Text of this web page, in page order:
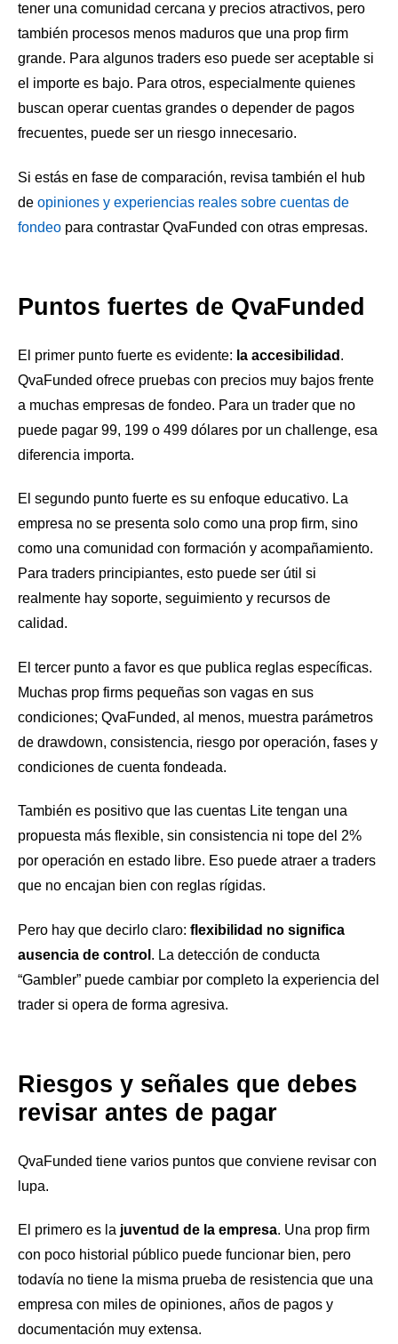
tener una comunidad cercana y precios atractivos, pero
también procesos menos maduros que una prop firm
grande. Para algunos traders eso puede ser aceptable si
el importe es bajo. Para otros, especialmente quienes
buscan operar cuentas grandes o depender de pagos
frecuentes, puede ser un riesgo innecesario.
Si estás en fase de comparación, revisa también el hub
de opiniones y experiencias reales sobre cuentas de
fondeo para contrastar QvaFunded con otras empresas.
Puntos fuertes de QvaFunded
El primer punto fuerte es evidente: la accesibilidad .
QvaFunded ofrece pruebas con precios muy bajos frente
a muchas empresas de fondeo. Para un trader que no
puede pagar 99, 199 o 499 dólares por un challenge, esa
diferencia importa.
El segundo punto fuerte es su enfoque educativo. La
empresa no se presenta solo como una prop firm, sino
como una comunidad con formación y acompañamiento.
Para traders principiantes, esto puede ser útil si
realmente hay soporte, seguimiento y recursos de
calidad.
El tercer punto a favor es que publica reglas específicas.
Muchas prop firms pequeñas son vagas en sus
condiciones; QvaFunded, al menos, muestra parámetros
de drawdown, consistencia, riesgo por operación, fases y
condiciones de cuenta fondeada.
También es positivo que las cuentas Lite tengan una
propuesta más flexible, sin consistencia ni tope del 2%
por operación en estado libre. Eso puede atraer a traders
que no encajan bien con reglas rígidas.
Pero hay que decirlo claro: flexibilidad no significa
ausencia de control . La detección de conducta
“Gambler” puede cambiar por completo la experiencia del
trader si opera de forma agresiva.
Riesgos y señales que debes
revisar antes de pagar
QvaFunded tiene varios puntos que conviene revisar con
lupa.
El primero es la juventud de la empresa. Una prop firm
con poco historial público puede funcionar bien, pero
todavía no tiene la misma prueba de resistencia que una
empresa con miles de opiniones, años de pagos y
documentación muy extensa.